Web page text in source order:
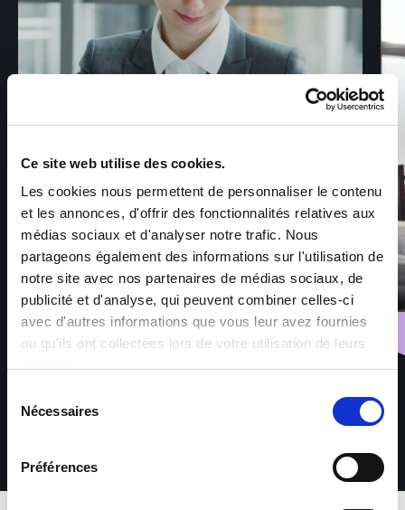
Ce site web utilise des cookies.
Les cookies nous permettent de personnaliser le contenu
et les annonces, d'offrir des fonctionnalités relatives aux
médias sociaux et d'analyser notre trafic. Nous
partageons également des informations sur l'utilisation de
notre site avec nos partenaires de médias sociaux, de
publicité et d'analyse, qui peuvent combiner celles-ci
avec d'autres informations que vous leur avez fournies
ou qu'ils ont collectées lors de votre utilisation de leurs
Nécessaires
Préférences